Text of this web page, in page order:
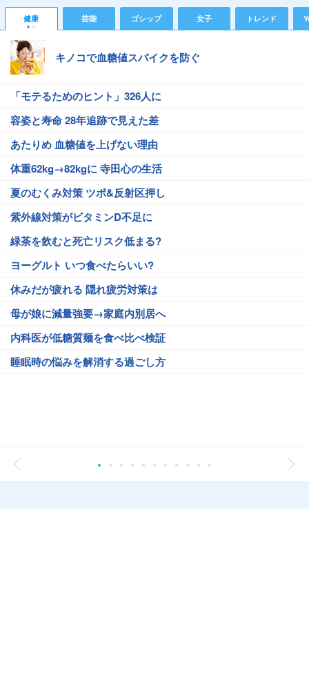
健康 芸能 ゴシップ 女子 トレンド
キノコで血糖値スパイクを防ぐ
「モテるためのヒント」326人に
容姿と寿命 28年追跡で見えた差
あたりめ 血糖値を上げない理由
体重62kg→82kgに 寺田心の生活
夏のむくみ対策 ツボ&反射区押し
紫外線対策がビタミンD不足に
緑茶を飲むと死亡リスク低まる?
ヨーグルト いつ食べたらいい?
休みだが疲れる 隠れ疲労対策は
母が娘に減量強要→家庭内別居へ
内科医が低糖質麺を食べ比べ検証
睡眠時の悩みを解消する過ごし方